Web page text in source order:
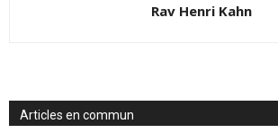
Rav Henri Kahn
Articles en commun